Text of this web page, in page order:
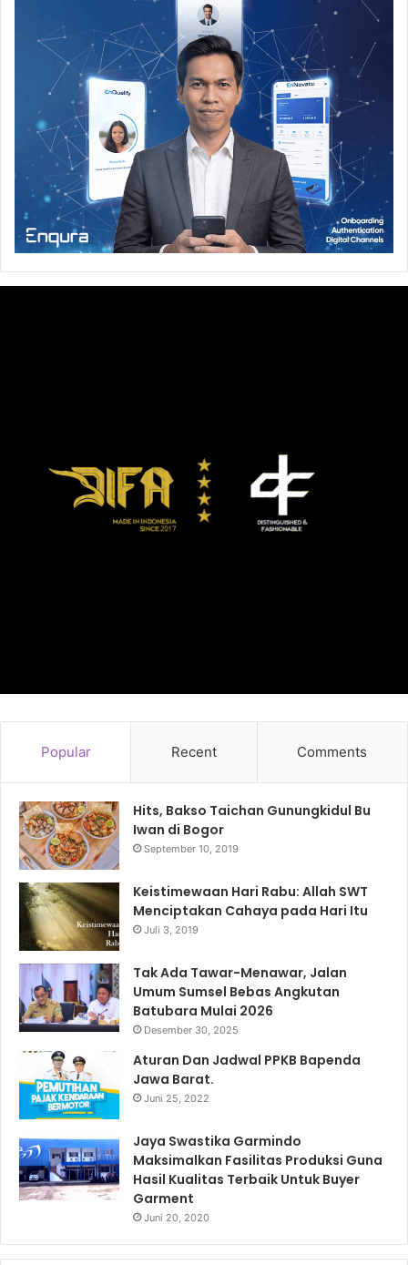
Popular Recent Comments
Hits, Bakso Taichan Gunungkidul Bu
Iwan di Bogor
September 10, 2019
Keistimewaan Hari Rabu: Allah SWT
Menciptakan Cahaya pada Hari Itu
Juli 3, 2019
Tak Ada Tawar-Menawar, Jalan
Umum Sumsel Bebas Angkutan
Batubara Mulai 2026
Desember 30, 2025
Aturan Dan Jadwal PPKB Bapenda
Jawa Barat.
Juni 25, 2022
Jaya Swastika Garmindo
Maksimalkan Fasilitas Produksi Guna
Hasil Kualitas Terbaik Untuk Buyer
Garment
Juni 20, 2020